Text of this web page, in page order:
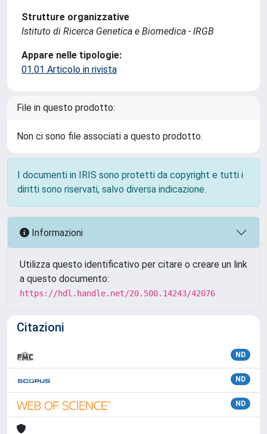
Strutture organizzative
Istituto di Ricerca Genetica e Biomedica - IRGB
Appare nelle tipologie:
01.01 Articolo in rivista
File in questo prodotto:
Non ci sono file associati a questo prodotto.
I documenti in IRIS sono protetti da copyright e tutti i
diritti sono riservati, salvo diversa indicazione.
Informazioni
Utilizza questo identificativo per citare o creare un link
a questo documento:
https://hdl.handle.net/20.500.14243/42076
Citazioni
ND
ND
ND